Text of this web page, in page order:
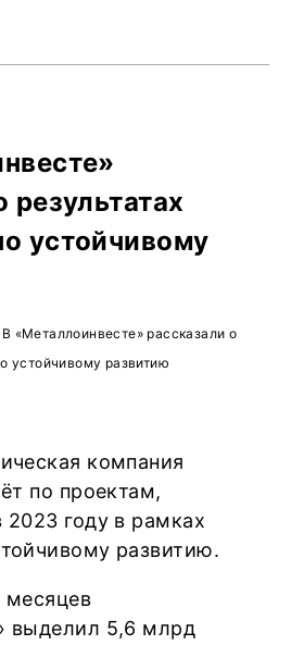
результатах
устойчивому
В «Металлоинвесте» рассказали о
устойчивому развитию
компания
по проектам,
году в рамках
развитию.
выделил 5,6 млрд